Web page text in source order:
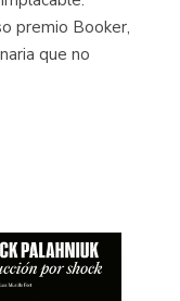
premio Booker,
que no